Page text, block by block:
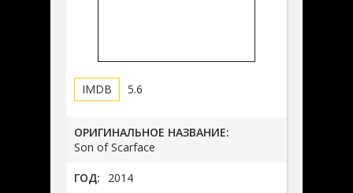
5.6
ОРИГИНАЛЬНОЕ НАЗВАНИЕ:
Son of Scarface
ГОД: 2014